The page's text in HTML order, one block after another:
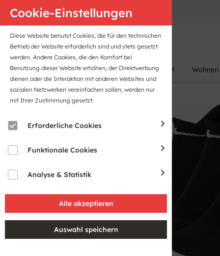
Anfahrt B2B-Portal
Damen Herren Kinder Sport Wohnen
Cookie-Einstellungen
Diese Website benutzt Cookies, die für den technischen
Betrieb der Website erforderlich sind und stets gesetzt
werden. Andere Cookies, die den Komfort bei
Benutzung dieser Website erhöhen, der Direktwerbung
dienen oder die Interaktion mit anderen Websites und
sozialen Netzwerken vereinfachen sollen, werden nur
mit Ihrer Zustimmung gesetzt.
Erforderliche Cookies
Funktionale Cookies
Analyse & Statistik